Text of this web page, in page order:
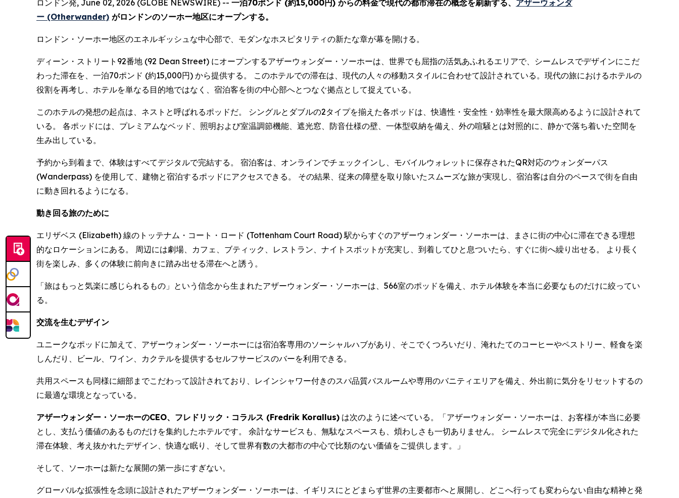
ロンドン発, June 02, 2026 (GLOBE NEWSWIRE) -- 一泊70ポンド (約15,000円) からの料金で現代の都市滞在の概念を刷新する、 アザーウォンダ
ー (Otherwander) がロンドンのソーホー地区にオープンする。
ロンドン・ソーホー地区のエネルギッシュな中心部で、モダンなホスピタリティの新たな章が幕を開ける。
ディーン・ストリート92番地 (92 Dean Street) にオープンするアザーウォンダー・ソーホーは、世界でも屈指の活気あふれるエリアで、シームレスでデザインにこだ
わった滞在を、一泊70ポンド (約15,000円) から提供する。 このホテルでの滞在は、現代の人々の移動スタイルに合わせて設計されている。現代の旅におけるホテルの
役割を再考し、ホテルを単なる目的地ではなく、宿泊客を街の中心部へとつなぐ拠点として捉えている。
このホテルの発想の起点は、ネストと呼ばれるポッドだ。 シングルとダブルの2タイプを揃えた各ポッドは、快適性・安全性・効率性を最大限高めるように設計されて
いる。 各ポッドには、プレミアムなベッド、照明および室温調節機能、遮光窓、防音仕様の壁、一体型収納を備え、外の喧騒とは対照的に、静かで落ち着いた空間を
生み出している。
予約から到着まで、体験はすべてデジタルで完結する。 宿泊客は、オンラインでチェックインし、モバイルウォレットに保存されたQR対応のウォンダーパス
(Wanderpass) を使用して、建物と宿泊するポッドにアクセスできる。 その結果、従来の障壁を取り除いたスムーズな旅が実現し、宿泊客は自分のペースで街を自由
に動き回れるようになる。
動き回る旅のために
エリザベス (Elizabeth) 線のトッテナム・コート・ロード (Tottenham Court Road) 駅からすぐのアザーウォンダー・ソーホーは、まさに街の中心に滞在できる理想
的なロケーションにある。 周辺には劇場、カフェ、ブティック、レストラン、ナイトスポットが充実し、到着してひと息ついたら、すぐに街へ繰り出せる。 より長く
街を楽しみ、多くの体験に前向きに踏み出せる滞在へと誘う。
「旅はもっと気楽に感じられるもの」という信念から生まれたアザーウォンダー・ソーホーは、566室のポッドを備え、ホテル体験を本当に必要なものだけに絞ってい
る。
交流を生むデザイン
ユニークなポッドに加えて、アザーウォンダー・ソーホーには宿泊客専用のソーシャルハブがあり、そこでくつろいだり、淹れたてのコーヒーやペストリー、軽食を楽
しんだり、ビール、ワイン、カクテルを提供するセルフサービスのバーを利用できる。
共用スペースも同様に細部までこだわって設計されており、レインシャワー付きのスパ品質バスルームや専用のバニティエリアを備え、外出前に気分をリセットするの
に最適な環境となっている。
アザーウォンダー・ソーホーのCEO、フレドリック・コラルス (Fredrik Korallus) は次のように述べている。「アザーウォンダー・ソーホーは、お客様が本当に必要
とし、支払う価値のあるものだけを集約したホテルです。 余計なサービスも、無駄なスペースも、煩わしさも一切ありません。 シームレスで完全にデジタル化された
滞在体験、考え抜かれたデザイン、快適な眠り、そして世界有数の大都市の中心で比類のない価値をご提供します。」
そして、ソーホーは新たな展開の第一歩にすぎない。
グローバルな拡張性を念頭に設計されたアザーウォンダー・ソーホーは、イギリスにとどまらず世界の主要都市へと展開し、どこへ行っても変わらない自由な精神と発